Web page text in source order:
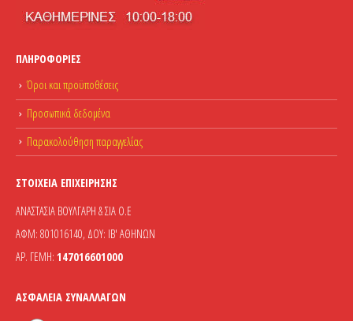
ΠΛΗΡΟΦΟΡΊΕΣ
Όροι και προϋποθέσεις
Προσωπικά δεδομένα
Παρακολούθηση παραγγελίας
ΣΤΟΙΧΕΊΑ ΕΠΙΧΕΊΡΗΣΗΣ
ΑΝΑΣΤΑΣΙΑ ΒΟΥΛΓΑΡΗ & ΣΙΑ Ο.Ε
ΑΦΜ: 801016140, ΔΟΥ: ΙΒ' ΑΘΗΝΩΝ
ΑΡ. ΓΕΜΗ: 147016601000
ΑΣΦΆΛΕΙΑ ΣΥΝΑΛΛΑΓΏΝ